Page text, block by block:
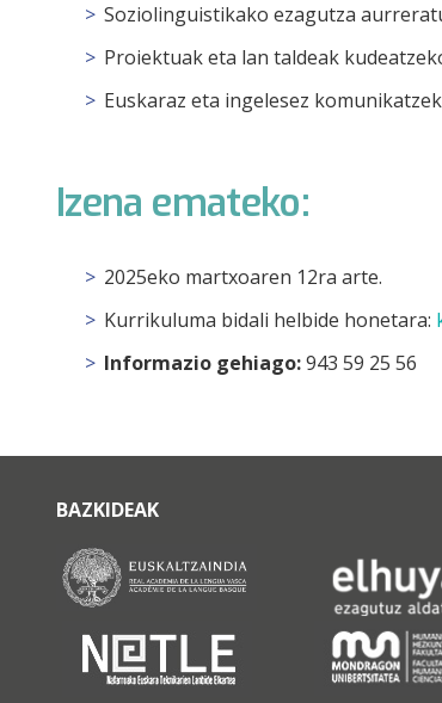
Soziolinguistikako ezagutza
Proiektuak eta lan taldeak
Euskaraz eta ingelesez
Izena emateko:
2025eko martxoaren 12ra arte.
Kurrikuluma bidali helbide honetara:
Informazio gehiago:943 59 25 56
BAZKIDEAK